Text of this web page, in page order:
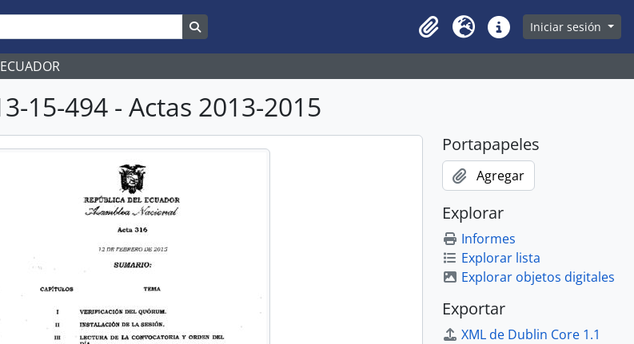
Clipboard
Idioma Enlaces rápidos
Iniciar sesión
15-494 - Actas 2013-2015
Portapapeles
Agregar
Explorar
Informes
Explorar lista
Explorar objetos digitales
Exportar
XML de Dublin Core 1.1